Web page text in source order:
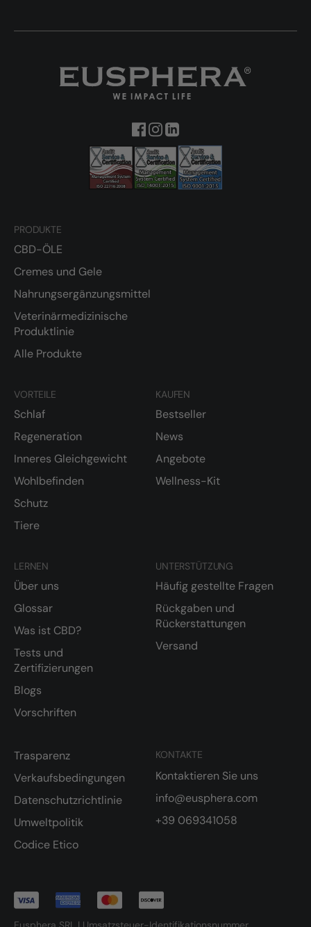
PRODUKTE
CBD-ÖLE
Cremes und Gele
Nahrungsergänzungsmittel
Veterinärmedizinische
Produktlinie
Alle Produkte
VORTEILE
Schlaf
Regeneration
Inneres Gleichgewicht
Wohlbefinden
Schutz
Tiere
KAUFEN
Bestseller
News
Angebote
Wellness-Kit
LERNEN
Über uns
Glossar
Was ist CBD?
Tests und
Zertifizierungen
Blogs
Vorschriften
KONTAKTE
Kontaktieren Sie uns
info@eusphera.com
+39 069341058
UNTERSTÜTZUNG
Häufig gestellte Fragen
Rückgaben und
Rückerstattungen
Versand
Trasparenz
Verkaufsbedingungen
Datenschutzrichtlinie
Umweltpolitik
Codice Etico